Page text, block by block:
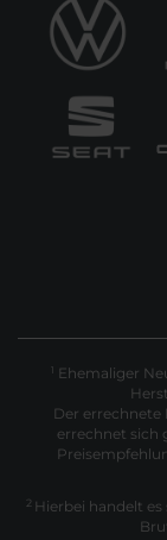
1 Ehemaliger
Der errechnete
errechnet sich
2 Hierbei handelt